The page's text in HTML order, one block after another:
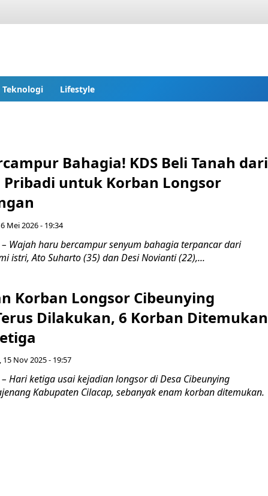
Teknologi Lifestyle
Bahagia! KDS Beli Tanah dari
Pribadi untuk Korban Longsor
Mei 2026 - 19:34
– Wajah haru bercampur senyum bahagia terpancar dari
istri, Ato Suharto (35) dan Desi Novianti (22),...
Korban Longsor Cibeunying
Dilakukan, 6 Korban Ditemukan
15 Nov 2025 - 19:57
– Hari ketiga usai kejadian longsor di Desa Cibeunying
Kabupaten Cilacap, sebanyak enam korban ditemukan.